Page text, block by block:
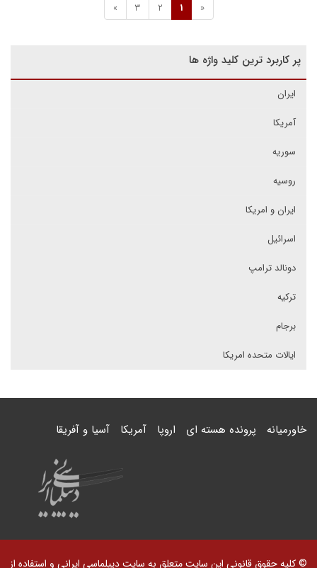
«
1
2
3
»
پر کاربرد ترین کلید واژه ها
ایران
آمریکا
سوریه
روسیه
ایران و امریکا
اسرائیل
دونالد ترامپ
ترکیه
برجام
ایالات متحده امریکا
خاورمیانه پرونده هسته ای اروپا آمریکا آسیا و آفریقا
© کلیه حقوق قانونی این سایت متعلق به سایت دیپلماسی ایرانی و استفاده از